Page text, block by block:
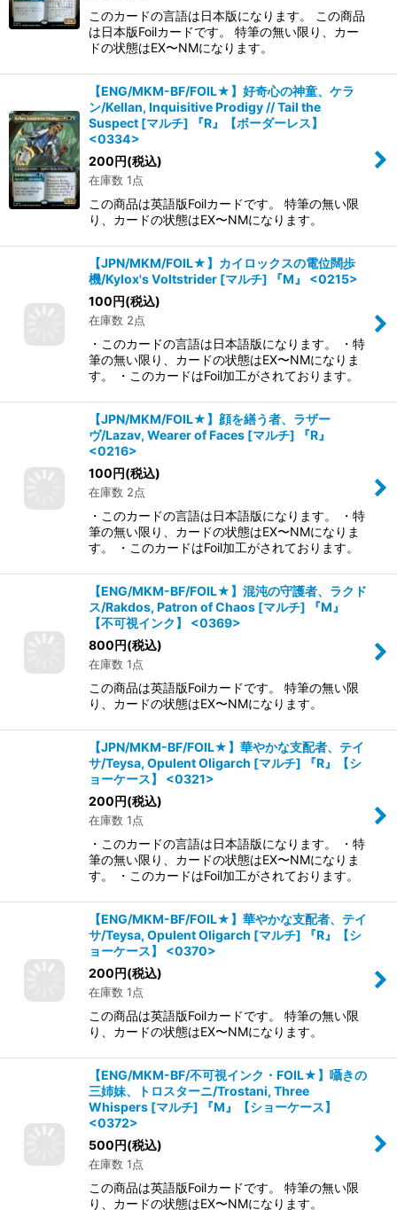
このカードの言語は日本版になります。 この商品
は日本版Foilカードです。 特筆の無い限り、カー
ドの状態はEX〜NMになります。
【ENG/MKM-BF/FOIL★】好奇心の神童、ケラ
ン/Kellan, Inquisitive Prodigy // Tail the
Suspect [マルチ] 『R』【ボーダーレス】
<0334>
200円(税込)
在庫数 1点
この商品は英語版Foilカードです。 特筆の無い限
り、カードの状態はEX〜NMになります。
【JPN/MKM/FOIL★】カイロックスの電位闊歩
機/Kylox's Voltstrider [マルチ] 『M』 <0215>
100円(税込)
在庫数 2点
・このカードの言語は日本語版になります。 ・特
筆の無い限り、カードの状態はEX〜NMになりま
す。 ・このカードはFoil加工がされております。
【JPN/MKM/FOIL★】顔を繕う者、ラザー
ヴ/Lazav, Wearer of Faces [マルチ] 『R』
<0216>
100円(税込)
在庫数 2点
・このカードの言語は日本語版になります。 ・特
筆の無い限り、カードの状態はEX〜NMになりま
す。 ・このカードはFoil加工がされております。
【ENG/MKM-BF/FOIL★】混沌の守護者、ラクド
ス/Rakdos, Patron of Chaos [マルチ] 『M』
【不可視インク】 <0369>
800円(税込)
在庫数 1点
この商品は英語版Foilカードです。 特筆の無い限
り、カードの状態はEX〜NMになります。
【JPN/MKM-BF/FOIL★】華やかな支配者、テイ
サ/Teysa, Opulent Oligarch [マルチ] 『R』【シ
ョーケース】 <0321>
200円(税込)
在庫数 1点
・このカードの言語は日本語版になります。 ・特
筆の無い限り、カードの状態はEX〜NMになりま
す。 ・このカードはFoil加工がされております。
【ENG/MKM-BF/FOIL★】華やかな支配者、テイ
サ/Teysa, Opulent Oligarch [マルチ] 『R』【シ
ョーケース】 <0370>
200円(税込)
在庫数 1点
この商品は英語版Foilカードです。 特筆の無い限
り、カードの状態はEX〜NMになります。
【ENG/MKM-BF/不可視インク・FOIL★】囁きの
三姉妹、トロスターニ/Trostani, Three
Whispers [マルチ] 『M』【ショーケース】
<0372>
500円(税込)
在庫数 1点
この商品は英語版Foilカードです。 特筆の無い限
り、カードの状態はEX〜NMになります。